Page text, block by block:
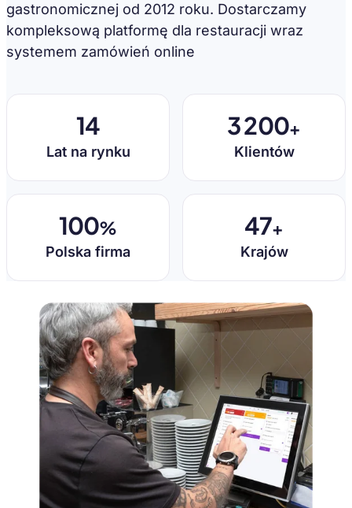
gastronomicznej od 2012 roku. Dostarczamy
kompleksową platformę dla restauracji wraz
systemem zamówień online
14
Lat na rynku
3 200+
Klientów
100%
Polska firma
47+
Krajów